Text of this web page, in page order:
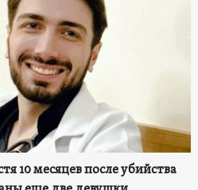
10 месяцев после убийства